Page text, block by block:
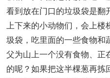
看到放在门口的垃圾袋是翻
上下来的小动物们，会上楼
圾袋，吃里面的一些食物和
父为山上一个没有食物、正
的呢？如果把这半棵葱再拣